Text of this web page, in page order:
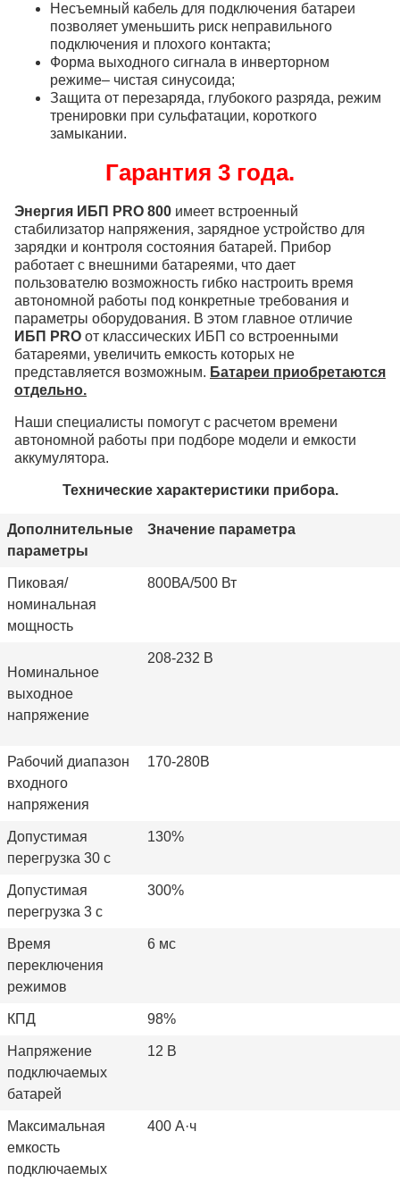
Несъемный кабель для подключения батареи
позволяет уменьшить риск неправильного
подключения и плохого контакта;
Форма выходного сигнала в инверторном
режиме– чистая синусоида;
Защита от перезаряда, глубокого разряда, режим
тренировки при сульфатации, короткого
замыкании.
Гарантия 3 года.
Энергия ИБП PRO 800 имеет встроенный
стабилизатор напряжения, зарядное устройство для
зарядки и контроля состояния батарей. Прибор
работает с внешними батареями, что дает
пользователю возможность гибко настроить время
автономной работы под конкретные требования и
параметры оборудования. В этом главное отличие
ИБП PRO от классических ИБП со встроенными
батареями, увеличить емкость которых не
представляется возможным. Батареи приобретаются
отдельно.
Наши специалисты помогут с расчетом времени
автономной работы при подборе модели и емкости
аккумулятора.
Технические характеристики прибора.
Дополнительные
параметры
Значение параметра
Пиковая/
номинальная
мощность
800ВА/500 Вт
Номинальное
выходное
напряжение
208-232 В
Рабочий диапазон
входного
напряжения
170-280В
Допустимая
перегрузка 30 с
130%
Допустимая
перегрузка 3 с
300%
Время
переключения
режимов
6 мс
КПД 98%
Напряжение
подключаемых
батарей
12 В
Максимальная
емкость
подключаемых
400 А·ч